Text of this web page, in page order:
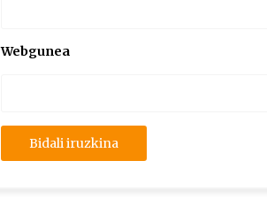
Webgunea